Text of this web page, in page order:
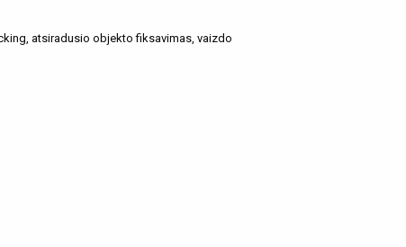
atsiradusio objekto fiksavimas, vaizdo